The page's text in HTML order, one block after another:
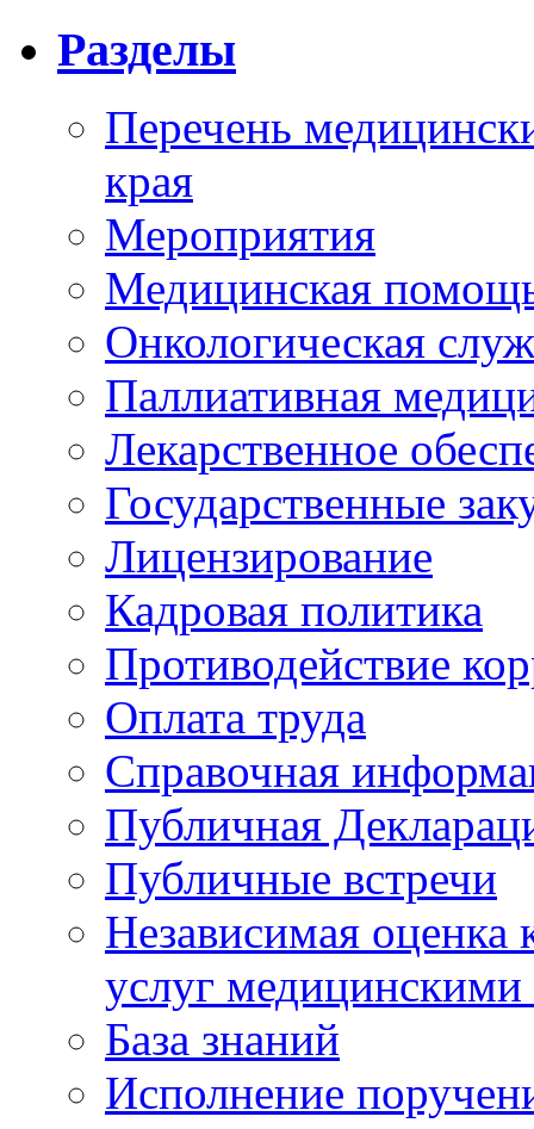
Разделы
Перечень
края
Мероприятия
Медицинская
Онкологическая
Паллиативная
Лекарственное
Государственные
Лицензирование
Кадровая политика
Противодействие
Оплата труда
Справочная
Публичная
Публичные встречи
Независимая оценка
услуг
База знаний
Исполнение